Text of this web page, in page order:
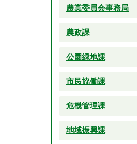
農業委員会事務局
農政課
公園緑地課
市民協働課
危機管理課
地域振興課